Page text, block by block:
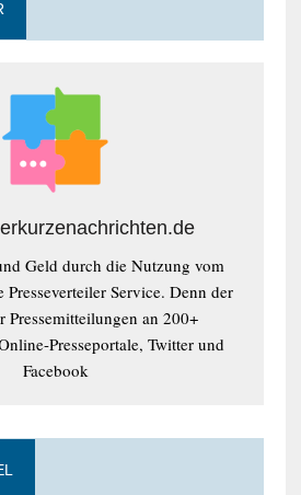
Geld durch die Nutzung vom
Presseverteiler Service. Denn der
Pressemitteilungen an 200+
Presseportale, Twitter und
Facebook